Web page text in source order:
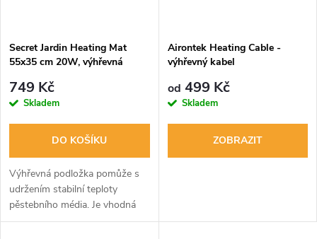
Secret Jardin Heating Mat
55x35 cm 20W, výhřevná
749 Kč
Skladem
DO KOŠÍKU
Výhřevná podložka pomůže s
udržením stabilní teploty
pěstebního média. Je vhodná
hlavně pro péči o semínka,
Airontek Heating Cable -
výhřevný kabel
od 499 Kč
Skladem
ZOBRAZIT